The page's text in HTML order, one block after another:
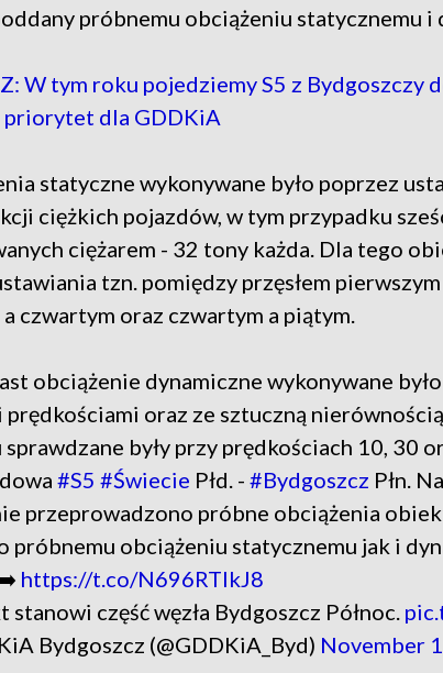
próbnemu obciążeniu statycznemu i
W tym roku pojedziemy S5 z Bydgoszczy
priorytet dla GDDKiA
statyczne wykonywane było poprzez
ciężkich pojazdów, w tym przypadku
ciężarem - 32 tony każda. Dla tego
tzn. pomiędzy przęsłem
czwartym oraz czwartym a piątym.
obciążenie dynamiczne wykonywane
prędkościami oraz ze sztuczną
były przy prędkościach 10, 30
#S5 #Świecie Płd. - #Bydgoszcz Płn.
przeprowadzono próbne obciążenia
próbnemu obciążeniu statycznemu jak i
https://t.co/N696RTlkJ8
stanowi część węzła Bydgoszcz Północ.
Bydgoszcz (@GDDKiA_Byd) November